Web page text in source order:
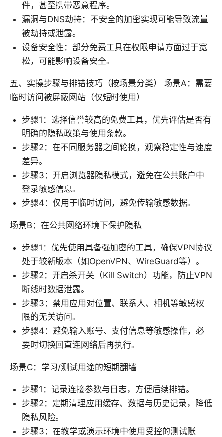
件，甚至携带恶意程序。
漏洞与DNS劫持：不安全的加密实现可能导致流量
被劫持或泄露。
设备安全性：部分免费工具在权限申请方面过于宽
松，可能影响设备安全。
五、实操步骤与排错技巧（按场景分类） 场景A：需要
临时访问被屏蔽网站（仅短时使用）
步骤1：选择信誉较高的免费工具，优先评估是否有
明确的隐私政策与使用条款。
步骤2：在不同服务器之间轮换，观察稳定性与速度
差异。
步骤3：开启浏览器隐私模式，避免在公共账户中
登录敏感信息。
步骤4：仅用于临时访问，避免传输敏感数据。
场景B：在公共网络环境下保护隐私
步骤1：优先使用具备强加密的工具，确保VPN协议
处于较新版本（如OpenVPN、WireGuard等）。
步骤2：开启杀开关（Kill Switch）功能，防止VPN
断线时数据泄露。
步骤3：禁用应用对位置、联系人、相机等敏感权
限的无关访问。
步骤4：避免输入账号、支付信息等敏感操作，必
要时切换回直连网络后再执行。
场景C：学习/测试用途的短期翻墙
步骤1：记录连接参数与日志，方便后续排错。
步骤2：定期清理应用缓存、数据与历史记录，降低
隐私风险。
步骤3：在教学或演示环境中使用受控的测试账